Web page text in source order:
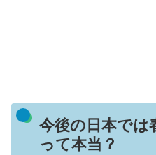
今後の日本では
って本当？